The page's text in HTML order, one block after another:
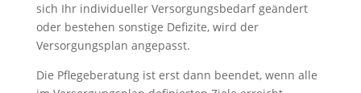
sich Ihr individueller Versorgungsbedarf geändert
oder bestehen sonstige Defizite, wird der
Versorgungsplan angepasst.
Die Pflegeberatung ist erst dann beendet, wenn alle